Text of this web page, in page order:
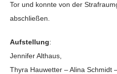
Tor und konnte von der
abschließen.
Aufstellung:
Jennifer Althaus,
Thyra Hauwetter – Alina Schmidt